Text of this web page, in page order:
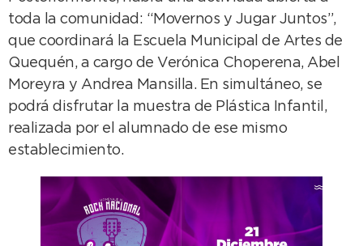
toda la comunidad: “Movernos y Jugar Juntos”,
que coordinará la Escuela Municipal de Artes de
Quequén, a cargo de Verónica Choperena, Abel
Moreyra y Andrea Mansilla. En simultáneo, se
podrá disfrutar la muestra de Plástica Infantil,
realizada por el alumnado de ese mismo
establecimiento.